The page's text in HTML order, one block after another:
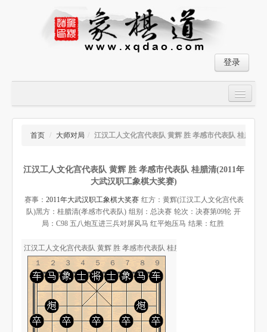
登录
大师对局
象棋棋谱
残局破解
象棋小游戏
首页 / 大师对局 / 江汉工人文化宫代表队 黄辉 胜 孝感市代表队 桂腊清
江汉工人文化宫代表队 黄辉 胜 孝感市代表队 桂腊清(2011年
大武汉职工象棋大奖赛)
赛事： 2011年大武汉职工象棋大奖赛 红方：黄辉(江汉工人文化宫代表
队)黑方：桂腊清(孝感市代表队) 组别：总决赛 轮次：决赛第09轮 开
局：C98 五八炮互进三兵对屏风马 红平炮压马 结果：红胜
江汉工人文化宫代表队 黄辉 胜 孝感市代表队 桂腊清-象棋道
１２３４５６７８９